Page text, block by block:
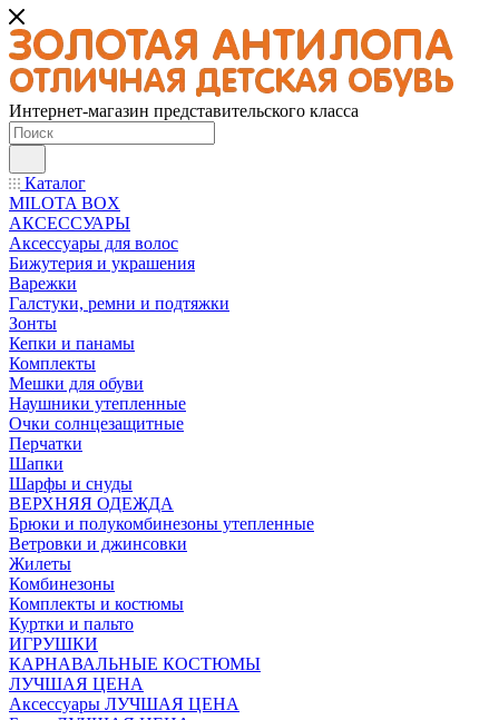
Интернет-магазин представительского класса
Каталог
MILOTA BOX
АКСЕССУАРЫ
Аксессуары для волос
Бижутерия и украшения
Варежки
Галстуки, ремни и подтяжки
Зонты
Кепки и панамы
Комплекты
Мешки для обуви
Наушники утепленные
Очки солнцезащитные
Перчатки
Шапки
Шарфы и снуды
ВЕРХНЯЯ ОДЕЖДА
Брюки и полукомбинезоны утепленные
Ветровки и джинсовки
Жилеты
Комбинезоны
Комплекты и костюмы
Куртки и пальто
ИГРУШКИ
КАРНАВАЛЬНЫЕ КОСТЮМЫ
ЛУЧШАЯ ЦЕНА
Аксессуары ЛУЧШАЯ ЦЕНА